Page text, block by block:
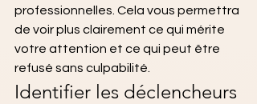
professionnelles. Cela vous permettra
de voir plus clairement ce qui mérite
votre attention et ce qui peut être
refusé sans culpabilité.
Identifier les déclencheurs